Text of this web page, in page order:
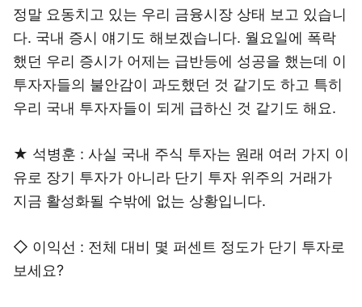
정말 요동치고 있는 우리 금융시장 상태 보고 있습니
다. 국내 증시 얘기도 해보겠습니다. 월요일에 폭락
했던 우리 증시가 어제는 급반등에 성공을 했는데 이
투자자들의 불안감이 과도했던 것 같기도 하고 특히
우리 국내 투자자들이 되게 급하신 것 같기도 해요.
★ 석병훈 : 사실 국내 주식 투자는 원래 여러 가지 이
유로 장기 투자가 아니라 단기 투자 위주의 거래가
지금 활성화될 수밖에 없는 상황입니다.
◇ 이익선 : 전체 대비 몇 퍼센트 정도가 단기 투자로
보세요?